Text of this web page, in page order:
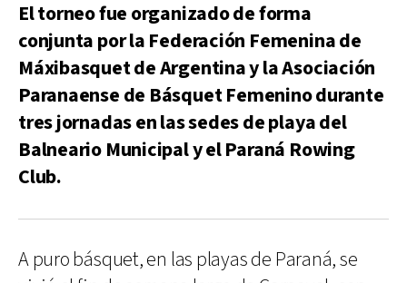
El torneo fue organizado de forma
conjunta por la Federación Femenina de
Máxibasquet de Argentina y la Asociación
Paranaense de Básquet Femenino durante
tres jornadas en las sedes de playa del
Balneario Municipal y el Paraná Rowing
Club.
A puro básquet, en las playas de Paraná, se